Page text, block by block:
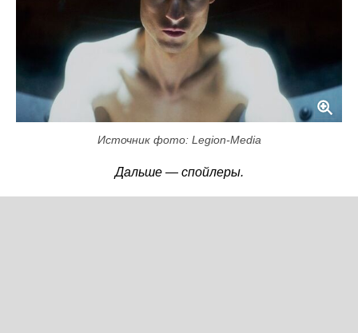
Источник фото: Legion-Media
Дальше — спойлеры.